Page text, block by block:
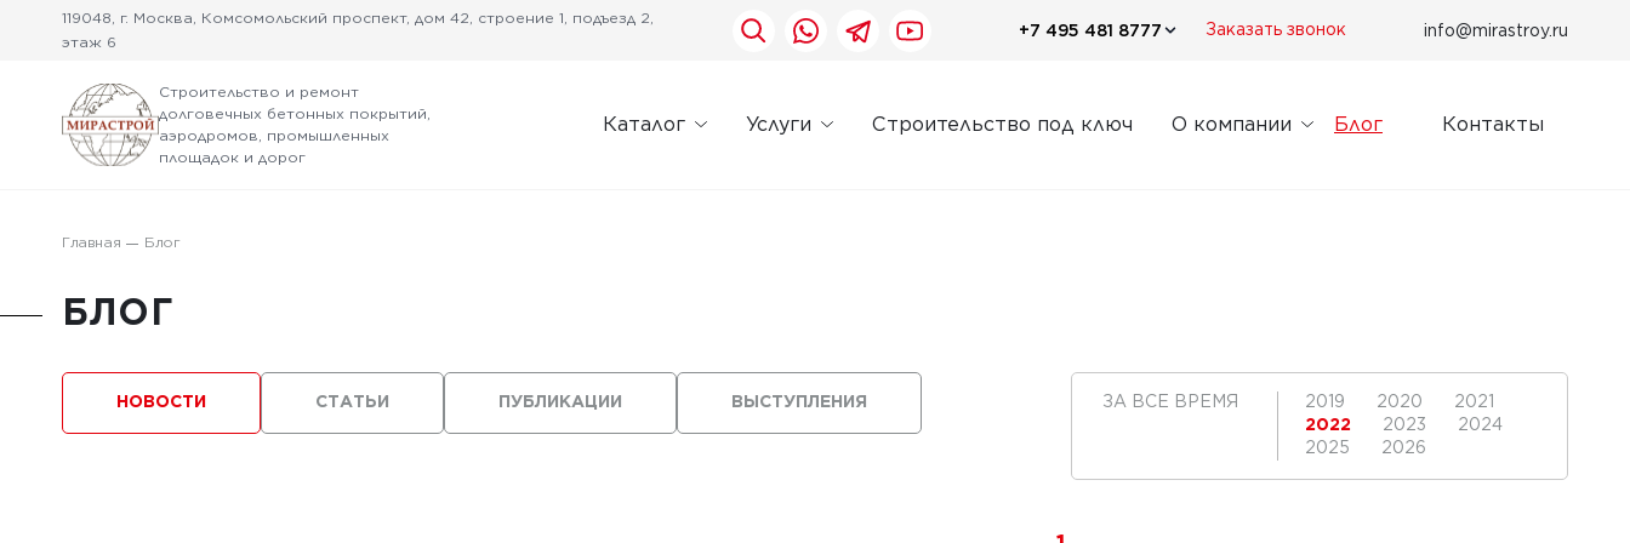
119048, г. Москва, Комсомольский проспект, дом 42, строение 1, подъезд 2,
этаж 6
+7 495 481 8777 Заказать звонок info@mirastroy.ru
Строительство и ремонт
долговечных бетонных покрытий,
аэродромов, промышленных
площадок и дорог
Каталог Услуги Строительство под ключ О компании Блог Контакты
Главная Блог
БЛОГ
ВЫСТУПЛЕНИЯ
ПУБЛИКАЦИИ
НОВОСТИ СТАТЬИ ЗА ВСЕ ВРЕМЯ 2019 2020
2021
2022
2023
2024
2025
2026